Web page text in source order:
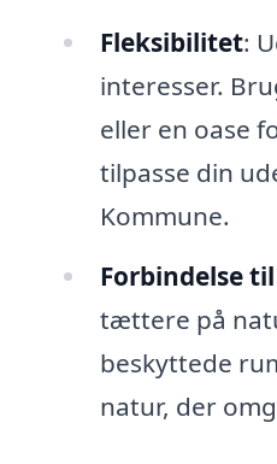
Fleksibilitet:
interesser.
eller en oase
tilpasse din
Kommune.
Forbindelse
tættere på
beskyttede
natur, der